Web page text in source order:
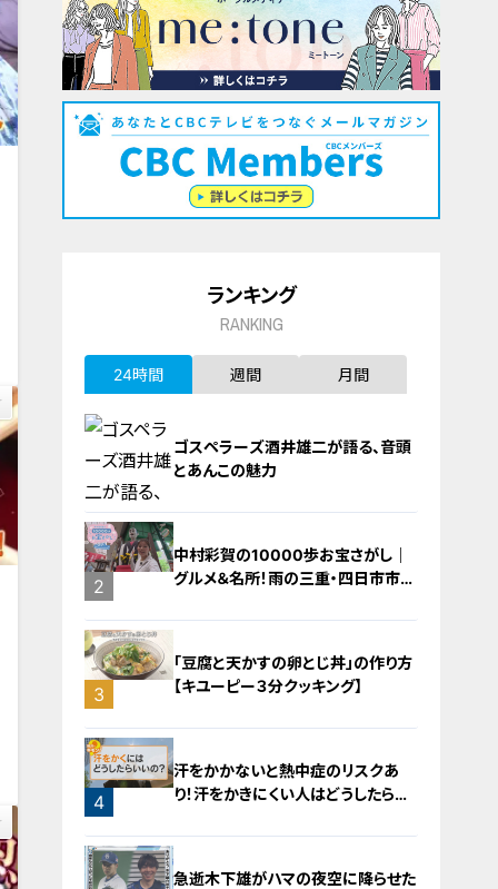
ランキング
RANKING
24時間 週間 月間
1
ゴスペラーズ酒井雄二が語る、音頭
とあんこの魅力
2
中村彩賀の10000歩お宝さがし｜
グルメ＆名所！雨の三重・四日市市で
3
「豆腐と天かすの卵とじ丼」の作り方
【キユーピー３分クッキング】
4
汗をかかないと熱中症のリスクあ
り！汗をかきにくい人はどうしたらい
急逝木下雄がハマの夜空に降らせた